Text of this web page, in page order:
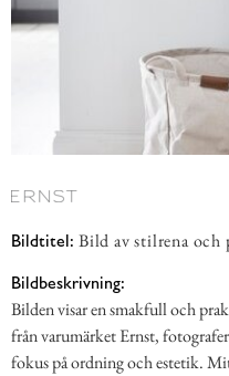
Bildtitel: Bild av stilrena och
Bildbeskrivning:
Bilden visar en smakfull och
från varumärket Ernst,
fokus på ordning och estetik.